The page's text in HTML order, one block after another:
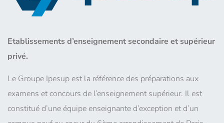
Etablissements d’enseignement secondaire et supérieur
privé.
Le Groupe Ipesup est la référence des préparations aux
examens et concours de l’enseignement supérieur. Il est
constitué d’une équipe enseignante d’exception et d’un